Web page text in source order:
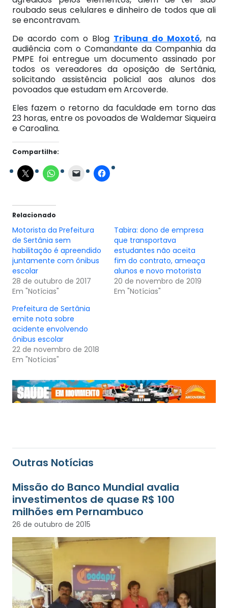
roubado seus celulares e dinheiro de todos que ali
se encontravam.
De acordo com o Blog Tribuna do Moxotó, na
audiência com o Comandante da Companhia da
PMPE foi entregue um documento assinado por
todos os vereadores da oposição de Sertânia,
solicitando assistência policial aos alunos dos
povoados que estudam em Arcoverde.
Eles fazem o retorno da faculdade em torno das
23 horas, entre os povoados de Waldemar Siqueira
e Caroalina.
Compartilhe:
Relacionado
Motorista da Prefeitura
de Sertânia sem
habilitação é apreendido
juntamente com ônibus
escolar
28 de outubro de 2017
Em "Notícias"
Tabira: dono de empresa
que transportava
estudantes não aceita
fim do contrato, ameaça
alunos e novo motorista
20 de novembro de 2019
Em "Notícias"
Prefeitura de Sertânia
emite nota sobre
acidente envolvendo
ônibus escolar
22 de novembro de 2018
Em "Notícias"
Outras Notícias
Missão do Banco Mundial avalia
investimentos de quase R$ 100
milhões em Pernambuco
26 de outubro de 2015